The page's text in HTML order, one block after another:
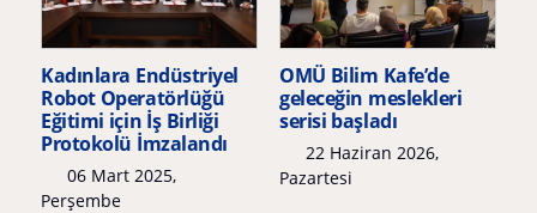
Kadınlara Endüstriyel
Robot Operatörlüğü
Eğitimi için İş Birliği
Protokolü İmzalandı
06 Mart 2025,
Perşembe
OMÜ Bilim Kafe’de
geleceğin meslekleri
serisi başladı
22 Haziran 2026,
Pazartesi